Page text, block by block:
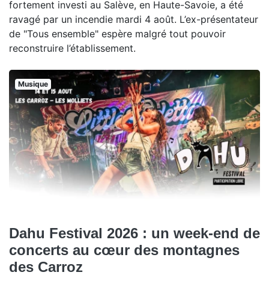
fortement investi au Salève, en Haute-Savoie, a été
ravagé par un incendie mardi 4 août. L’ex-présentateur
de "Tous ensemble" espère malgré tout pouvoir
reconstruire l’établissement.
Musique
Dahu Festival 2026 : un week-end de
concerts au cœur des montagnes
des Carroz